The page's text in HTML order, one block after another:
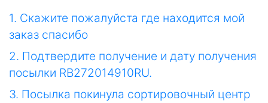
1. Скажите пожалуйста где находится мой
заказ спасибо
2. Подтвердите получение и дату получения
посылки RB272014910RU.
3. Посылка покинула сортировочный центр